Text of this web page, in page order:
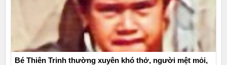
Bé Thiên Trinh thường xuyên khó thở, người mệt mỏi,